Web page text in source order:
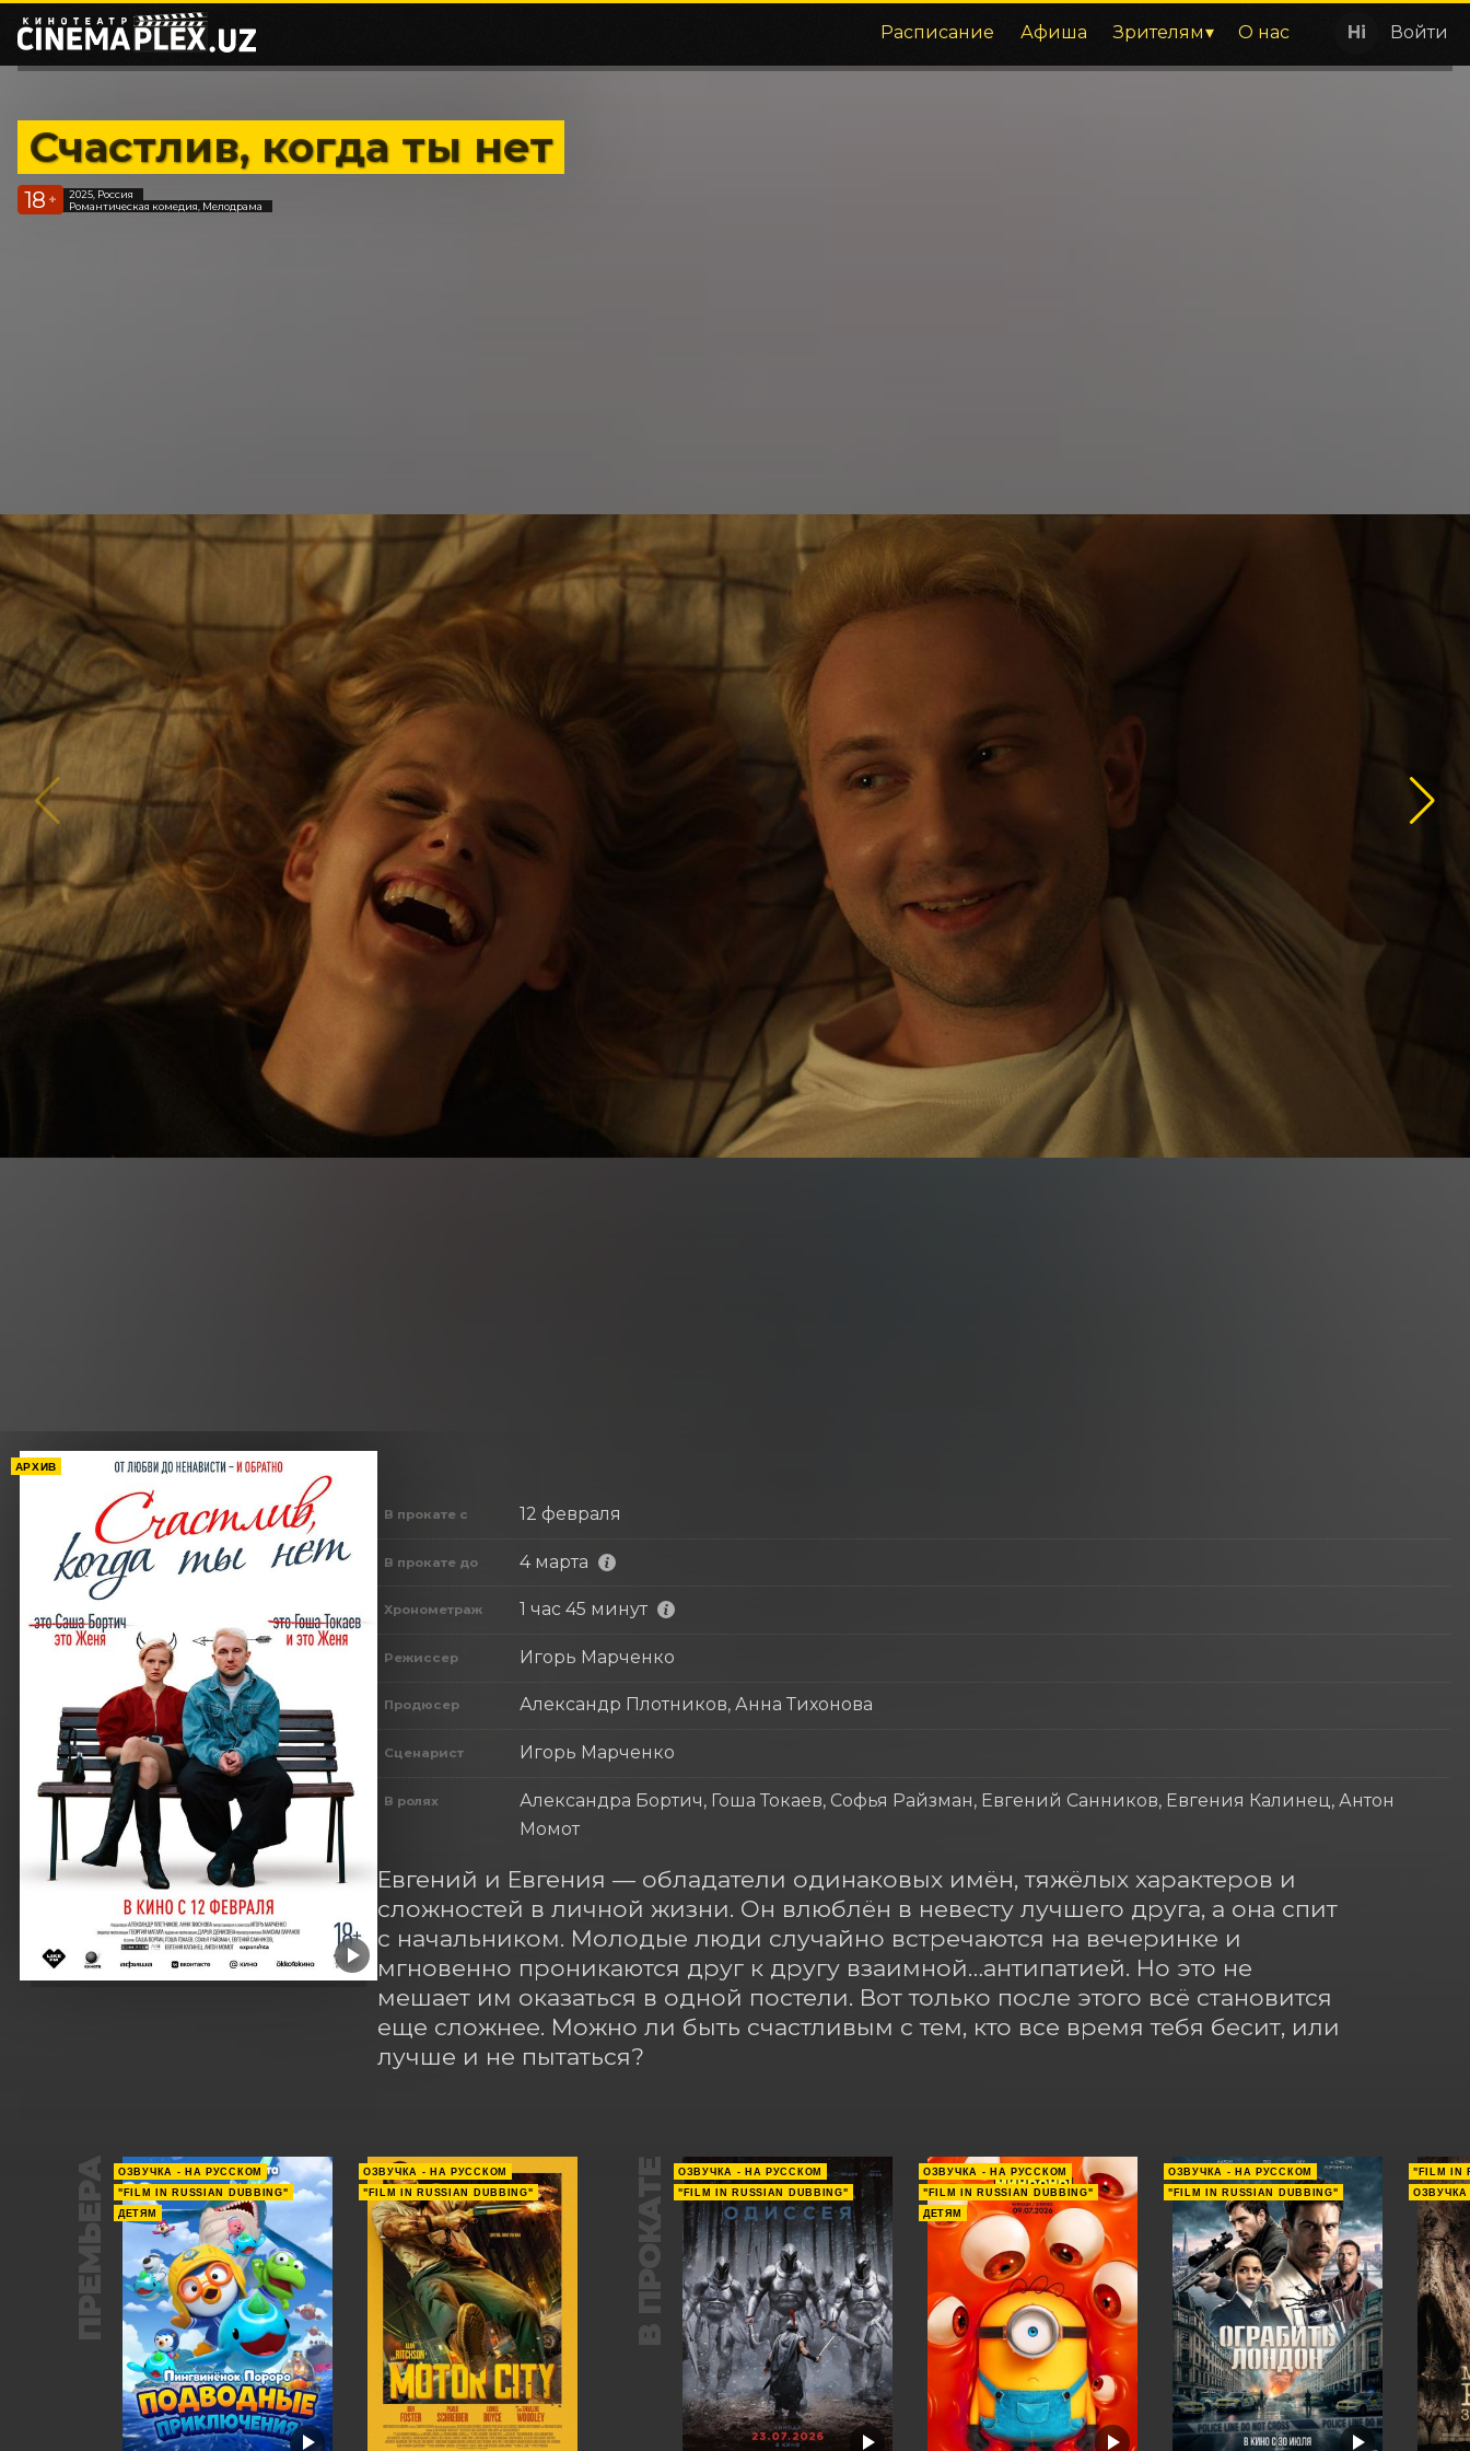
Расписание Афиша Зрителям О нас Войти
Счастлив, когда ты нет
18 +
2025, Россия
Романтическая комедия, Мелодрама
АРХИВ
В прокате с 12 февраля
В прокате до 4 марта
Хронометраж 1 час 45 минут
Режиссер Игорь Марченко
Продюсер Александр Плотников, Анна Тихонова
Сценарист Игорь Марченко
В ролях
Александра Бортич, Гоша Токаев, Софья Райзман, Евгений Санников, Евгения Калинец, Антон
Момот
Евгений и Евгения — обладатели одинаковых имён, тяжёлых характеров и
сложностей в личной жизни. Он влюблён в невесту лучшего друга, а она спит
с начальником. Молодые люди случайно встречаются на вечеринке и
мгновенно проникаются друг к другу взаимной…антипатией. Но это не
мешает им оказаться в одной постели. Вот только после этого всё становится
еще сложнее. Можно ли быть счастливым с тем, кто все время тебя бесит, или
лучше и не пытаться?
ПРЕМЬЕРА
ОЗВУЧКА - НА РУССКОМ
"FILM IN RUSSIAN DUBBING"
ДЕТЯМ
ОЗВУЧКА - НА РУССКОМ
"FILM IN RUSSIAN DUBBING"
В ПРОКАТЕ
ОЗВУЧКА - НА РУССКОМ
"FILM IN RUSSIAN DUBBING"
ОЗВУЧКА - НА РУССКОМ
"FILM IN RUSSIAN DUBBING"
ДЕТЯМ
ОЗВУЧКА - НА РУССКОМ
"FILM IN RUSSIAN DUBBING"
"FILM IN